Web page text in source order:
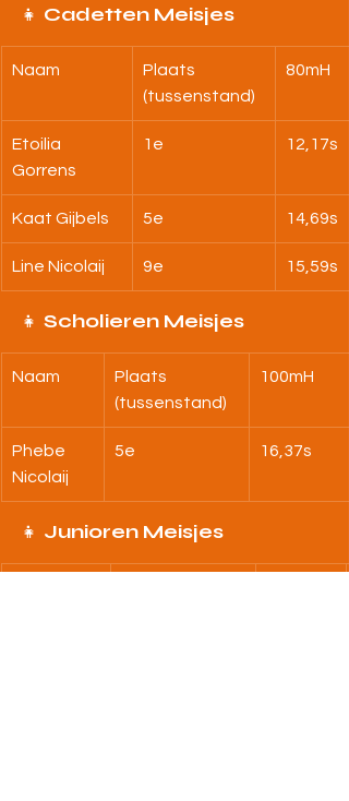
👧 Cadetten Meisjes
Naam
Plaats
(tussenstand)
80mH
Etoilia
Gorrens
1e 12,17s
Kaat Gijbels 5e 14,69s
Line Nicolaij 9e 15,59s
👧 Scholieren Meisjes
Naam
Plaats
(tussenstand)
100mH
Phebe
Nicolaij
5e 16,37s
👧 Junioren Meisjes